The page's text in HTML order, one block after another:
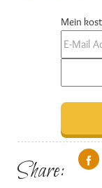
Mein
Share: